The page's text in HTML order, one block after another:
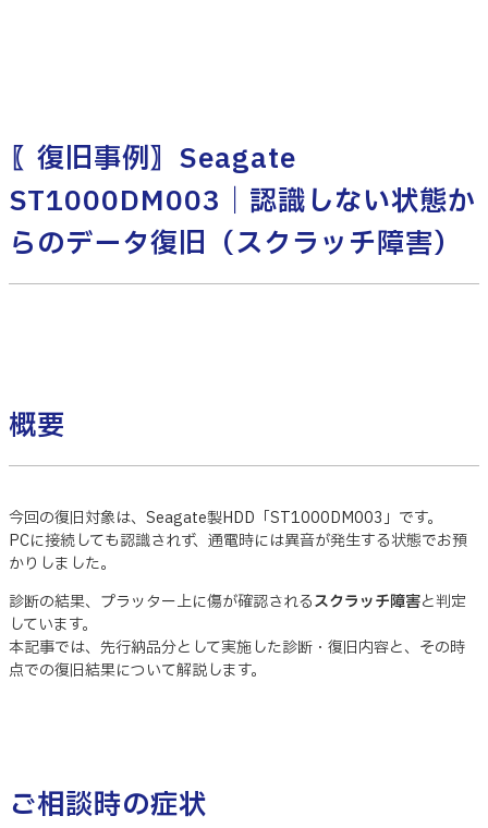
〖復旧事例〗Seagate
ST1000DM003｜認識しない状態か
らのデータ復旧（スクラッチ障害）
概要
今回の復旧対象は、Seagate製HDD「ST1000DM003」です。
PCに接続しても認識されず、通電時には異音が発生する状態でお預
かりしました。
診断の結果、プラッター上に傷が確認されるスクラッチ障害と判定
しています。
本記事では、先行納品分として実施した診断・復旧内容と、その時
点での復旧結果について解説します。
ご相談時の症状